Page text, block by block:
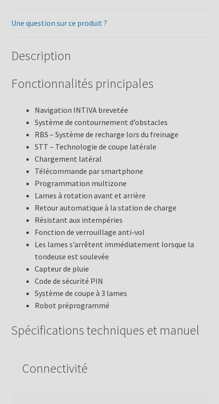
Une question sur ce produit ?
Description
Fonctionnalités principales
Navigation INTIVA brevetée
Système de contournement d’obstacles
RBS – Système de recharge lors du freinage
STT – Technologie de coupe latérale
Chargement latéral
Télécommande par smartphone
Programmation multizone
Lames à rotation avant et arrière
Retour automatique à la station de charge
Résistant aux intempéries
Fonction de verrouillage anti-vol
Les lames s’arrêtent immédiatement lorsque la
tondeuse est soulevée
Capteur de pluie
Code de sécurité PIN
Système de coupe à 3 lames
Robot préprogrammé
Spécifications techniques et manuel
Connectivité